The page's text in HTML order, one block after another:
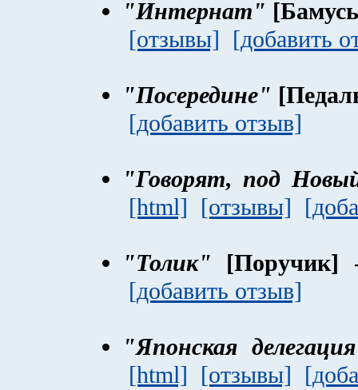
"Интернат"
[отзывы] [добавить
"Посередине"
[добавить отзыв]
"Говорят, под
[html] [отзывы]
"Толик" [Поручик]
[добавить отзыв]
"Японская
[html] [отзывы]